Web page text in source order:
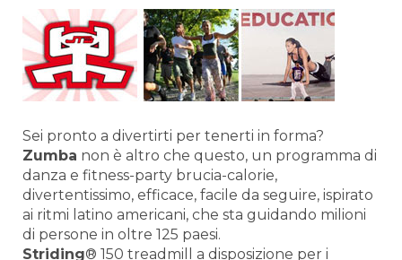
Sei pronto a divertirti per tenerti in forma?
Zumba non è altro che questo, un programma di
danza e fitness-party brucia-calorie,
divertentissimo, efficace, facile da seguire, ispirato
ai ritmi latino americani, che sta guidando milioni
di persone in oltre 125 paesi.
Striding® 150 treadmill a disposizione per i